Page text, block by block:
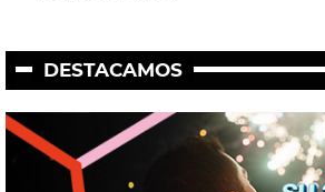
DESTACAMOS